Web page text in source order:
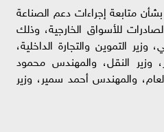
متابعة إجراءات دعم الصناعة
للأسواق الخارجية، وذلك
التموين والتجارة الداخلية،
وزير النقل، والمهندس محمود
والمهندس أحمد سمير، وزير